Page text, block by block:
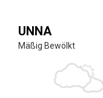
UNNA
Mäßig Bewölkt